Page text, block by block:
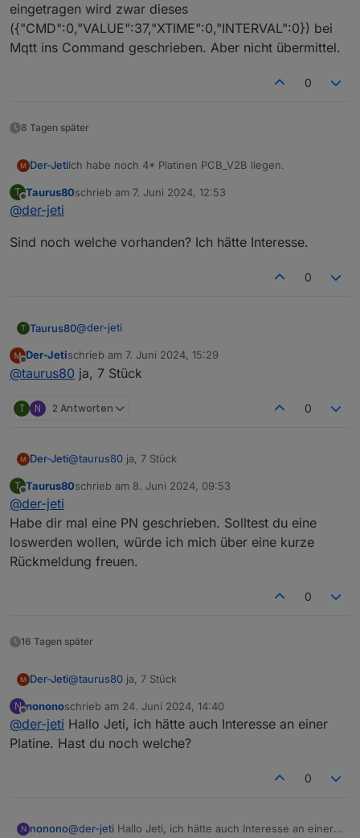
eingetragen wird zwar dieses
({"CMD":0,"VALUE":37,"XTIME":0,"INTERVAL":0}) bei
Mqtt ins Command geschrieben. Aber nicht übermittel.
0
8 Tagen später
Der-JetiIch habe noch 4* Platinen PCB_V2B liegen.
T
Offline
Taurus80schrieb am 7. Juni 2024, 12:53
zuletzt editiert von
@der-jeti
Sind noch welche vorhanden? Ich hätte Interesse.
0
T Taurus80@der-jeti
Sind noch welche vorhanden? Ich hätte Interesse.
Offline
Der-Jetischrieb am 7. Juni 2024, 15:29
zuletzt editiert von
@taurus80 ja, 7 Stück
T N 2 Antworten 0
Der-Jeti@taurus80 ja, 7 Stück
T
Offline
Taurus80schrieb am 8. Juni 2024, 09:53
zuletzt editiert von
@der-jeti
Habe dir mal eine PN geschrieben. Solltest du eine
loswerden wollen, würde ich mich über eine kurze
Rückmeldung freuen.
0
16 Tagen später
Der-Jeti@taurus80 ja, 7 Stück
N
Offline
nononoschrieb am 24. Juni 2024, 14:40
zuletzt editiert von
@der-jeti Hallo Jeti, ich hätte auch Interesse an einer
Platine. Hast du noch welche?
0
N nonono@der-jeti Hallo Jeti, ich hätte auch Interesse an einer